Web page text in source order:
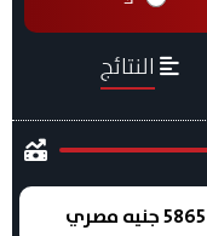
النتائج
5865 جنيه مصري